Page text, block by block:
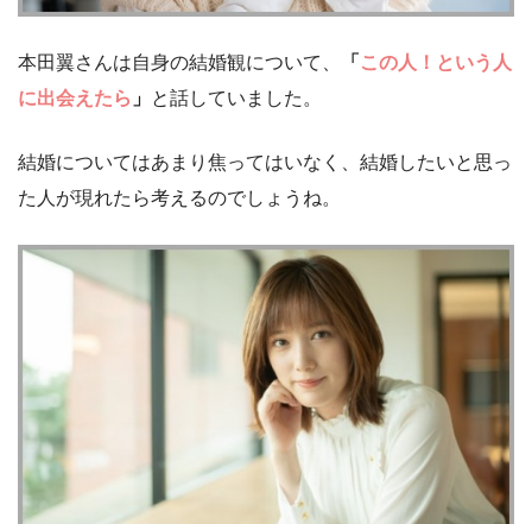
本田翼さんは自身の結婚観について、 「 この人！という人
に出会えたら 」 と話していました。
結婚についてはあまり焦ってはいなく、結婚したいと思っ
た人が現れたら考えるのでしょうね。